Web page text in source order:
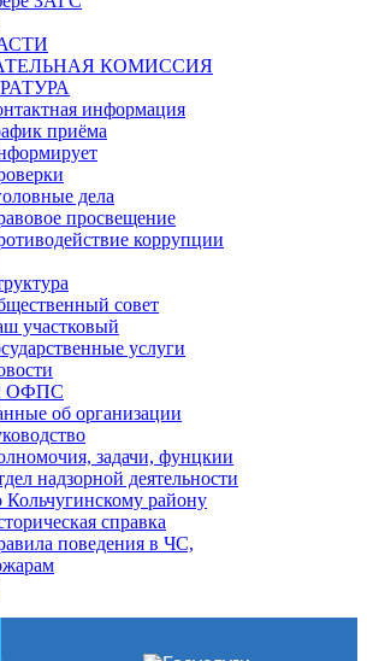
КОМИССИЯ
информация
приёма
дела
просвещение
коррупции
совет
участковый
услуги
ОФПС
об организации
задачи, фунцкии
надзорной деятельности
Кольчугинскому району
справка
поведения в ЧС,